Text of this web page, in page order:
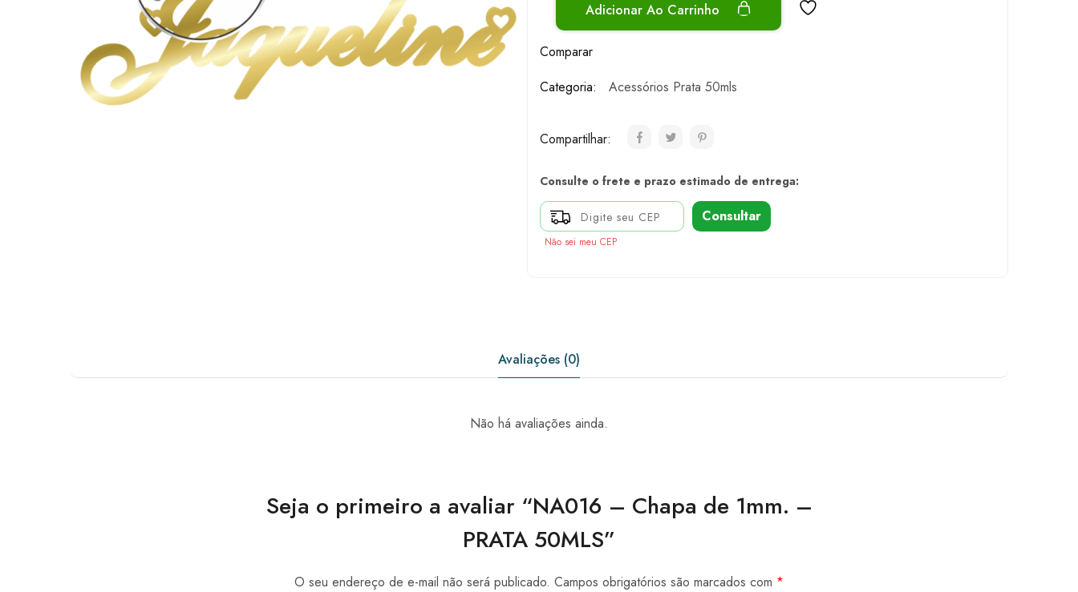
Adicionar Ao Carrinho
Comparar
Categoria:
Acessórios Prata 50mls
Compartilhar:
Consulte o frete e prazo estimado de entrega:
Consultar
Não sei meu CEP
Avaliações (0)
Não há avaliações ainda.
Seja o primeiro a avaliar “NA016 – Chapa de 1mm. –
PRATA 50MLS”
O seu endereço de e-mail não será publicado. Campos obrigatórios são marcados com *